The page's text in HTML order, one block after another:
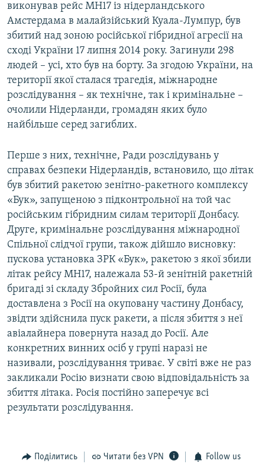
виконував рейс MH17 із нідерландського
Амстердама в малайзійський Куала-Лумпур, був
збитий над зоною російської гібридної агресії на
сході України 17 липня 2014 року. Загинули 298
людей – усі, хто був на борту. За згодою України, на
території якої сталася трагедія, міжнародне
розслідування – як технічне, так і кримінальне –
очолили Нідерланди, громадян яких було
найбільше серед загиблих.
Перше з них, технічне, Ради розслідувань у
справах безпеки Нідерландів, встановило, що літак
був збитий ракетою зенітно-ракетного комплексу
«Бук», запущеною з підконтрольної на той час
російським гібридним силам території Донбасу.
Друге, кримінальне розслідування міжнародної
Спільної слідчої групи, також дійшло висновку:
пускова установка ЗРК «Бук», ракетою з якої збили
літак рейсу MH17, належала 53-й зенітній ракетній
бригаді зі складу Збройних сил Росії, була
доставлена з Росії на окуповану частину Донбасу,
звідти здійснила пуск ракети, а після збиття з неї
авіалайнера повернута назад до Росії. Але
конкретних винних осіб у групі наразі не
називали, розслідування триває. У світі вже не раз
закликали Росію визнати свою відповідальність за
збиття літака. Росія постійно заперечує всі
результати розслідування.
Поділитись Читати без VPN Follow us